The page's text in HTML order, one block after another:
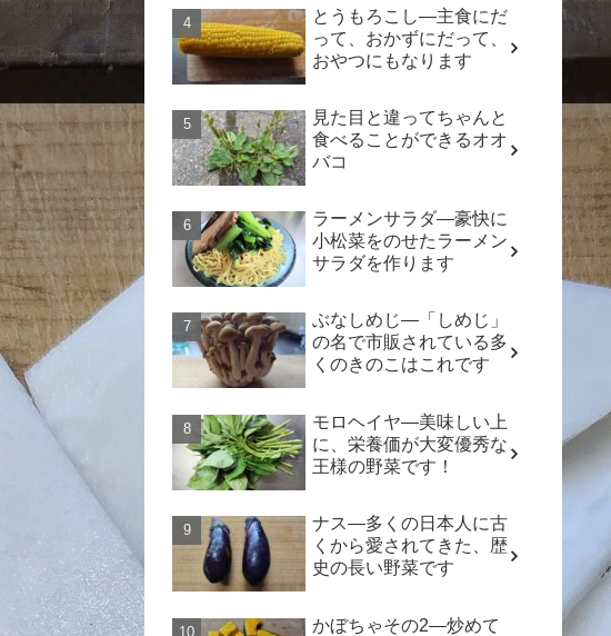
とうもろこし―主食にだ
って、おかずにだって、
おやつにもなります
見た目と違ってちゃんと
食べることができるオオ
バコ
ラーメンサラダ―豪快に
小松菜をのせたラーメン
サラダを作ります
ぶなしめじ―「しめじ」
の名で市販されている多
くのきのこはこれです
モロヘイヤ―美味しい上
に、栄養価が大変優秀な
王様の野菜です！
ナス―多くの日本人に古
くから愛されてきた、歴
史の長い野菜です
かぼちゃその2―炒めて